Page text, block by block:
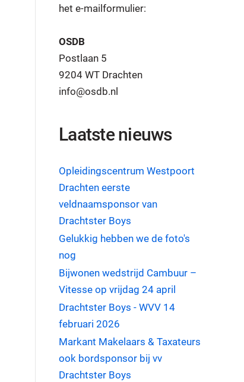
het e-mailformulier:
OSDB
Postlaan 5
9204 WT Drachten
info@osdb.nl
Laatste nieuws
Opleidingscentrum Westpoort
Drachten eerste
veldnaamsponsor van
Drachtster Boys
Gelukkig hebben we de foto's
nog
Bijwonen wedstrijd Cambuur –
Vitesse op vrijdag 24 april
Drachtster Boys - WVV 14
februari 2026
Markant Makelaars & Taxateurs
ook bordsponsor bij vv
Drachtster Boys